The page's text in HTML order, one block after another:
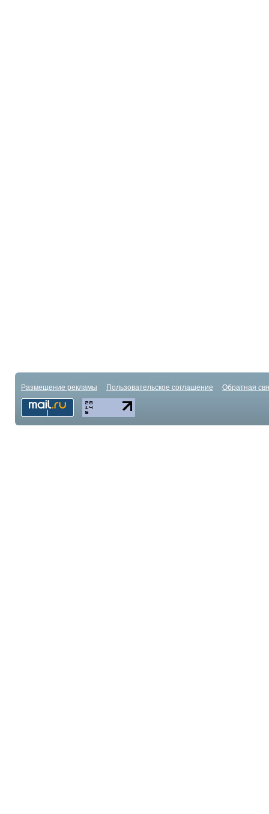
Размещение рекламы Пользовательское соглашение Обратная